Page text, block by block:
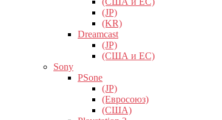
(JP)
(KR)
Dreamcast
(JP)
(США и ЕС)
Sony
PSone
(JP)
(Евросоюз)
(США)